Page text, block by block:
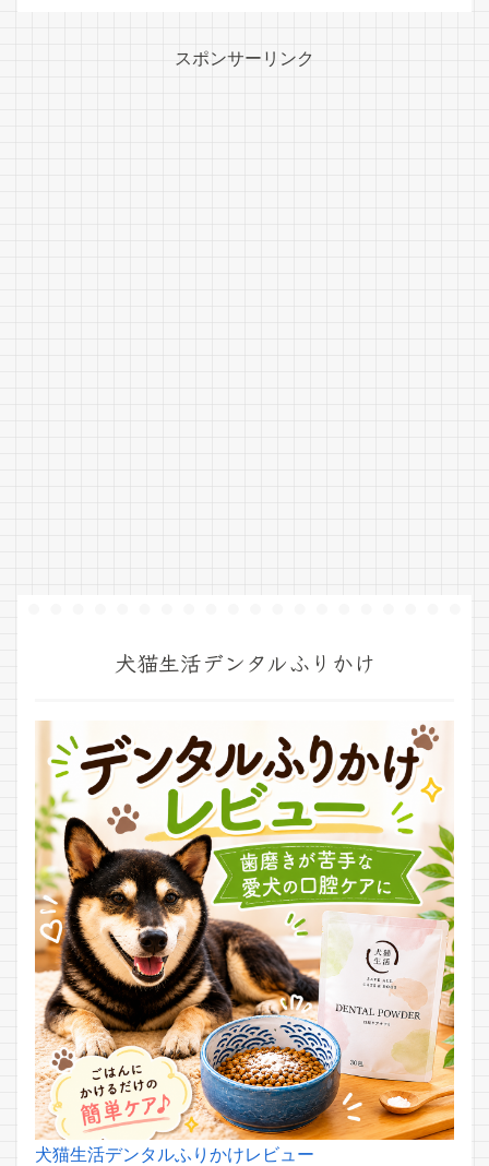
スポンサーリンク
犬猫生活デンタルふりかけ
犬猫生活デンタルふりかけレビュー